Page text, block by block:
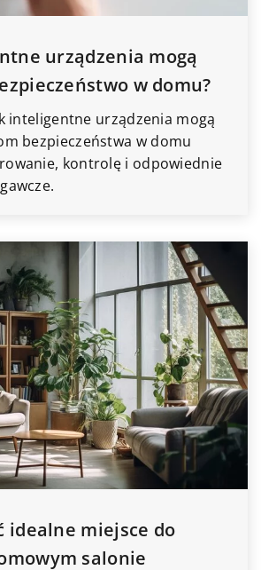
urządzenia mogą
w domu?
inteligentne urządzenia mogą
bezpieczeństwa w domu
kontrolę i odpowiednie
idealne miejsce do
salonie